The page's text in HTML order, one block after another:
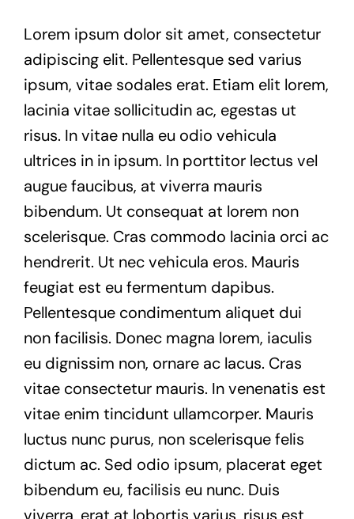
Lorem ipsum dolor sit amet, consectetur
adipiscing elit. Pellentesque sed varius
ipsum, vitae sodales erat. Etiam elit lorem,
lacinia vitae sollicitudin ac, egestas ut
risus. In vitae nulla eu odio vehicula
ultrices in in ipsum. In porttitor lectus vel
augue faucibus, at viverra mauris
bibendum. Ut consequat at lorem non
scelerisque. Cras commodo lacinia orci ac
hendrerit. Ut nec vehicula eros. Mauris
feugiat est eu fermentum dapibus.
Pellentesque condimentum aliquet dui
non facilisis. Donec magna lorem, iaculis
eu dignissim non, ornare ac lacus. Cras
vitae consectetur mauris. In venenatis est
vitae enim tincidunt ullamcorper. Mauris
luctus nunc purus, non scelerisque felis
dictum ac. Sed odio ipsum, placerat eget
bibendum eu, facilisis eu nunc. Duis